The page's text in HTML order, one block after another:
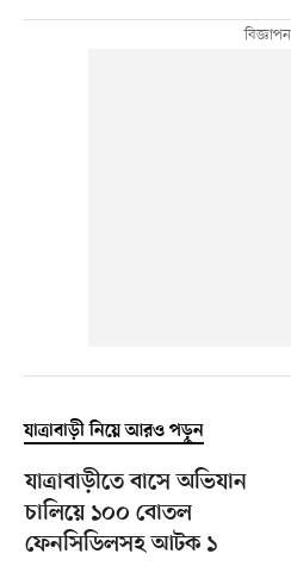
যাত্রাবাড়ী নিয়ে আরও পড়ুন
যাত্রাবাড়ীতে বাসে অভিযান
চালিয়ে ১০০ বোতল
ফেনসিডিলসহ আটক ১